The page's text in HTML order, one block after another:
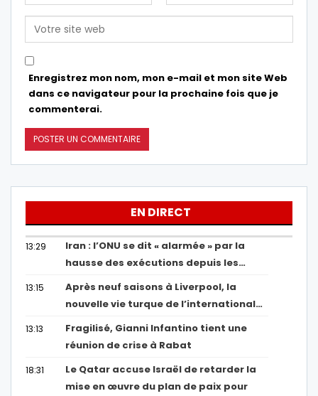
Enregistrez mon nom, mon e-mail et mon site Web
dans ce navigateur pour la prochaine fois que je
commenterai.
EN DIRECT
13:29
Iran : l’ONU se dit « alarmée » par la
hausse des exécutions depuis les…
13:15
Après neuf saisons à Liverpool, la
nouvelle vie turque de l’international…
13:13
Fragilisé, Gianni Infantino tient une
réunion de crise à Rabat
18:31
Le Qatar accuse Israël de retarder la
mise en œuvre du plan de paix pour